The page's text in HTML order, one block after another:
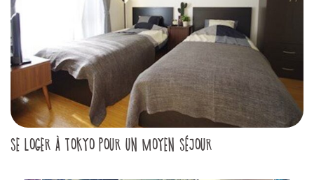
SE LOGER À TOKYO POUR UN MOYEN SÉJOUR